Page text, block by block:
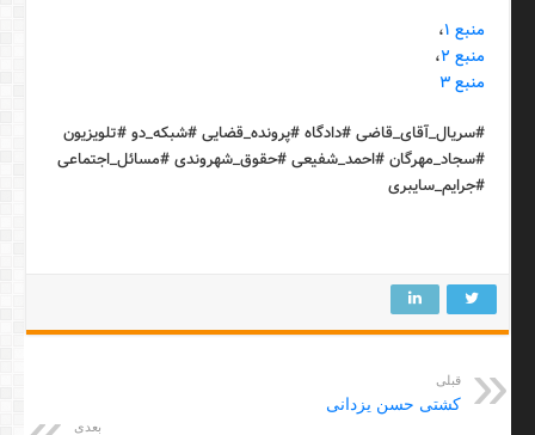
منبع ۱ ،
منبع ۲
،
منبع ۳
#سریال_آقای_قاضی #دادگاه #پرونده_قضایی #شبکه_دو #تلویزیون
#سجاد_مهرگان #احمد_شفیعی #حقوق_شهروندی #مسائل_اجتماعی
#جرایم_سایبری
قبلی
کشتی حسن یزدانی
بعدی